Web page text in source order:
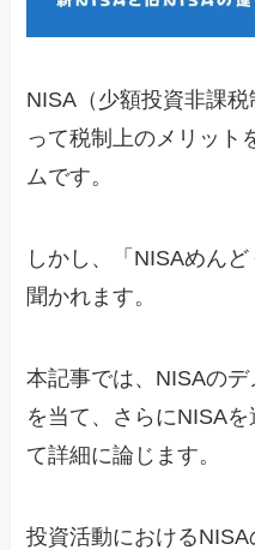
NISA（少額投資非課
って税制上のメリット
ムです。
しかし、「NISAめん
聞かれます。
本記事では、NISAの
を当て、さらにNISA
て詳細に論じます。
投資活動における